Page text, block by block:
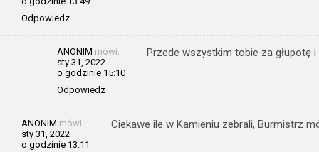
Odpowiedz
ANONIM mówi:
sty 31, 2022
o godzinie 15:10
Odpowiedz
Przede wszystkim tobie za głupotę
ANONIM mówi:
sty 31, 2022
o godzinie 13:11
Ciekawe ile w Kamieniu zebrali, Burmistrz